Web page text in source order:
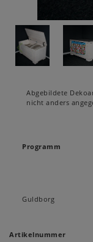
Abgebildete
nicht anders
Programm
Guldborg
Artikelnummer